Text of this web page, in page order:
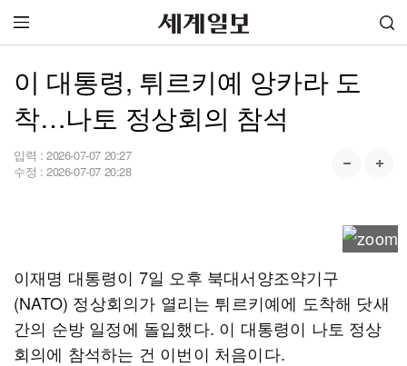
이 대통령, 튀르키예 앙카라 도
착…나토 정상회의 참석
입력 : 2026-07-07 20:27
수정 : 2026-07-07 20:28
이재명 대통령이 7일 오후 북대서양조약기구
(NATO) 정상회의가 열리는 튀르키예에 도착해 닷새
간의 순방 일정에 돌입했다. 이 대통령이 나토 정상
회의에 참석하는 건 이번이 처음이다.